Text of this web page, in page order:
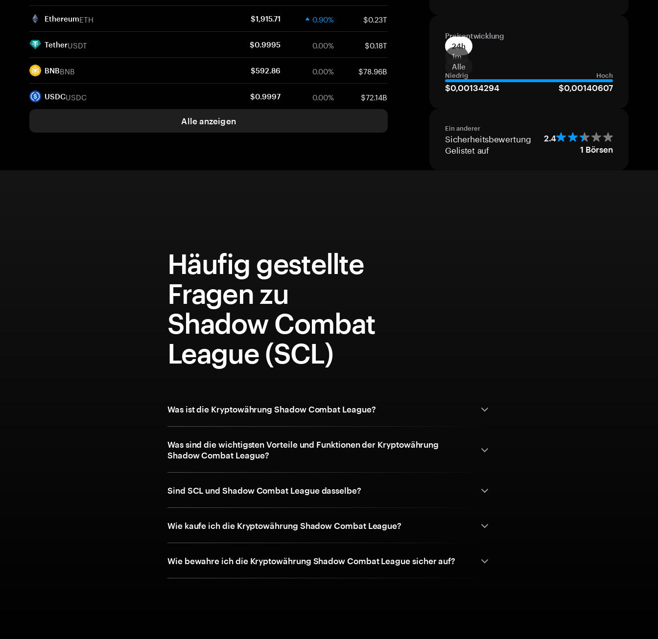
Preisentwicklung
24h
1m
Alle
Niedrig Hoch
$0,00134294 $0,00140607
Ein anderer
Sicherheitsbewertung 2.4
Gelistet auf 1 Börsen
EthereumETH $1,915.71 0.90% $0.23T
TetherUSDT $0.9995 0.00% $0.18T
BNBBNB $592.86 0.00% $78.96B
USDCUSDC $0.9997 0.00% $72.14B
Alle anzeigen
Häufig gestellte
Fragen zu
Shadow Combat
League (SCL)
Was ist die Kryptowährung Shadow Combat League?
Was sind die wichtigsten Vorteile und Funktionen der Kryptowährung
Shadow Combat League?
Sind SCL und Shadow Combat League dasselbe?
Wie kaufe ich die Kryptowährung Shadow Combat League?
Wie bewahre ich die Kryptowährung Shadow Combat League sicher auf?